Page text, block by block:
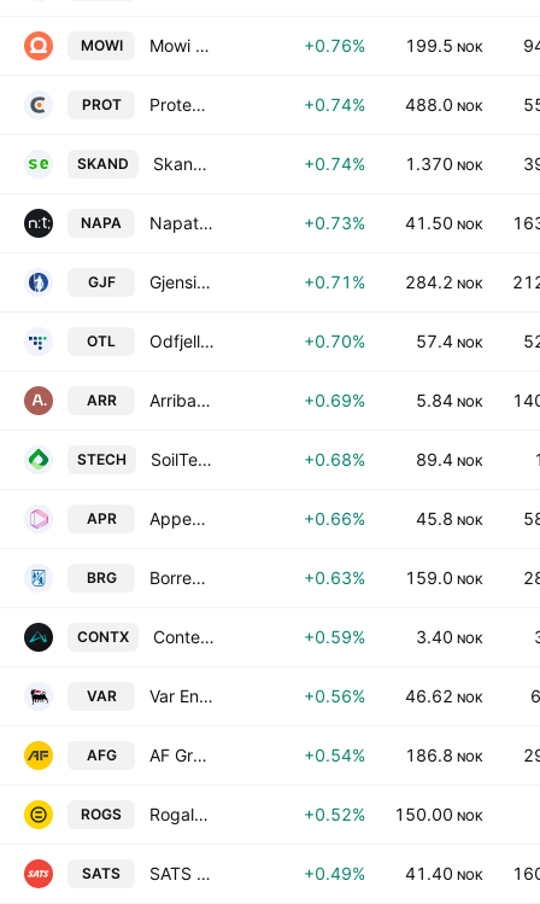
MOWI Mowi ASA +0.76% 199.5 NOK
PROT Protector Forsikring ASA +0.74% 488.0 NOK
SKAND Skandia GreenPower AS +0.74% 1.370 NOK
NAPA Napatech A/S +0.73% 41.50 NOK
GJF Gjensidige Forsikring ASA +0.71% 284.2 NOK
OTL Odfjell Technology Ltd. +0.70% 57.4 NOK
ARR Arribatec Group ASA +0.69% 5.84 NOK
STECH SoilTech AS +0.68% 89.4 NOK
APR Appear ASA +0.66% 45.8 NOK
BRG Borregaard ASA +0.63% 159.0 NOK
CONTX ContextVision AB +0.59% 3.40 NOK
VAR Var Energi ASA +0.56% 46.62 NOK
AFG AF Gruppen ASA Class A +0.54% 186.8 NOK
ROGS Rogaland Sparebank +0.52% 150.00 NOK
SATS SATS ASA +0.49% 41.40 NOK